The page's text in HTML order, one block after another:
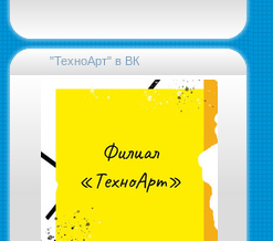
"ТехноАрт" в ВК